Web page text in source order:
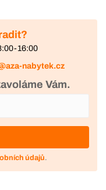
16:00
nabytek.cz
Vám.
údajů.